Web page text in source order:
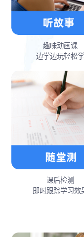
趣味动画课
边学边玩轻松学
课后检测
即时跟踪学习效